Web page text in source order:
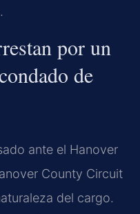
por un
de
ante el Hanover
County Circuit
del cargo.